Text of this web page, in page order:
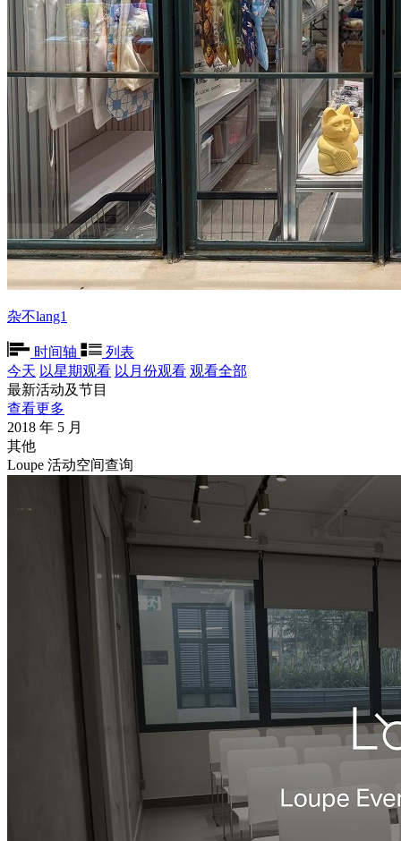
杂不lang1
时间轴
列表
今天 以星期观看 以月份观看 观看全部
最新活动及节目
查看更多
2018 年 5 月
其他
Loupe 活动空间查询